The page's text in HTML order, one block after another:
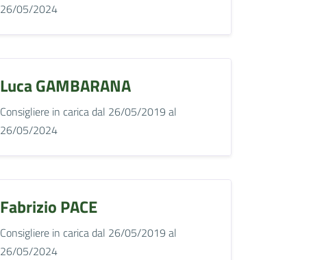
26/05/2024
Luca GAMBARANA
Consigliere in carica dal 26/05/2019 al
26/05/2024
Fabrizio PACE
Consigliere in carica dal 26/05/2019 al
26/05/2024